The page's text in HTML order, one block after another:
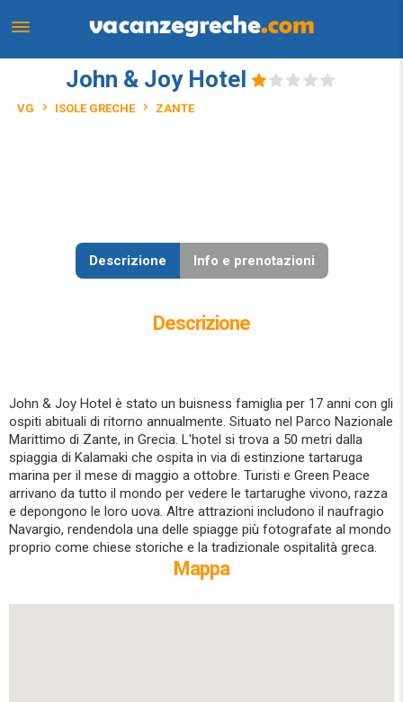
John & Joy Hotel
VG ISOLE GRECHE ZANTE
Descrizione Info e prenotazioni
Descrizione
John & Joy Hotel è stato un buisness famiglia per 17 anni con gli
ospiti abituali di ritorno annualmente. Situato nel Parco Nazionale
Marittimo di Zante, in Grecia. L'hotel si trova a 50 metri dalla
spiaggia di Kalamaki che ospita in via di estinzione tartaruga
marina per il mese di maggio a ottobre. Turisti e Green Peace
arrivano da tutto il mondo per vedere le tartarughe vivono, razza
e depongono le loro uova. Altre attrazioni includono il naufragio
Navargio, rendendola una delle spiagge più fotografate al mondo
proprio come chiese storiche e la tradizionale ospitalità greca.
Mappa